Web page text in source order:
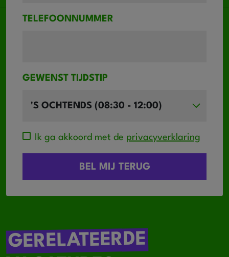
TELEFOONNUMMER
GEWENST TIJDSTIP
Ik ga akkoord met de privacyverklaring
GERELATEERDE